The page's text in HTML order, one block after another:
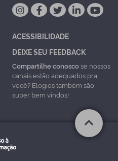
ACESSIBILIDADE
DEIXE SEU FEEDBACK
Compartilhe conoscose nossos
canais estão adequados pra
você? Elogios também são
super bem vindos!